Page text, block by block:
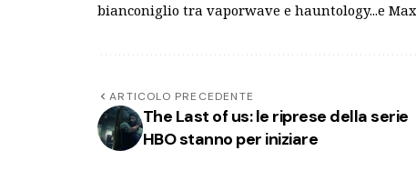
bianconiglio tra vaporwave e hauntology...e
ARTICOLO PRECEDENTE
The Last of us: le riprese della serie
HBO stanno per iniziare